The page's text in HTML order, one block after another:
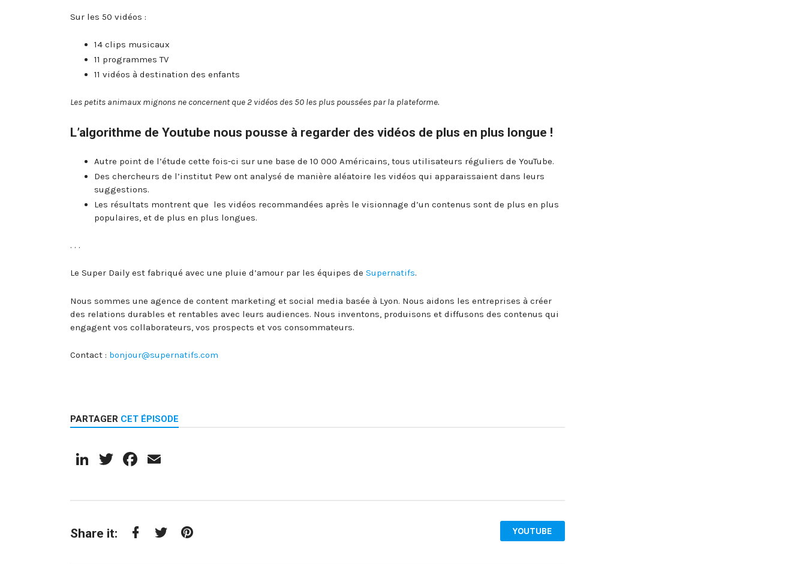
Sur les 50 vidéos :
14 clips musicaux
11 programmes TV
11 vidéos à destination des enfants
Les petits animaux mignons ne concernent que 2 vidéos des 50 les plus poussées par la plateforme.
L’algorithme de Youtube nous pousse à regarder des vidéos de plus en plus longue !
Autre point de l’étude cette fois-ci sur une base de 10 000 Américains, tous utilisateurs réguliers de YouTube.
Des chercheurs de l’institut Pew ont analysé de manière aléatoire les vidéos qui apparaissaient dans leurs
suggestions.
Les résultats montrent que les vidéos recommandées après le visionnage d’un contenus sont de plus en plus
populaires, et de plus en plus longues.
. . .
Le Super Daily est fabriqué avec une pluie d’amour par les équipes de Supernatifs.
Nous sommes une agence de content marketing et social media basée à Lyon. Nous aidons les entreprises à créer
des relations durables et rentables avec leurs audiences. Nous inventons, produisons et diffusons des contenus qui
engagent vos collaborateurs, vos prospects et vos consommateurs.
Contact : bonjour@supernatifs.com
PARTAGER CET ÉPISODE
LinkedIn
TwitterFacebook
Share it: YOUTUBE